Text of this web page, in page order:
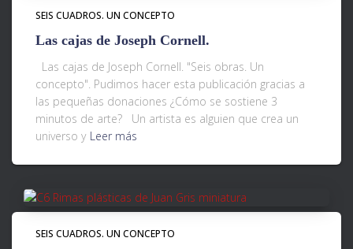
SEIS CUADROS. UN CONCEPTO
Las cajas de Joseph Cornell.
Las cajas de Joseph Cornell. "Seis obras. Un
concepto". Pudimos hacer esta publicación gracias a
las pequeñas donaciones ¿Cómo se sostiene 3
minutos de arte? Un artista es alguien que crea un
universo y Leer más
SEIS CUADROS. UN CONCEPTO